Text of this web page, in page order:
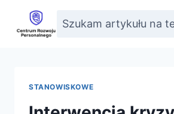
Przejdź
treści
Szukam artykułu na
STANOWISKOWE